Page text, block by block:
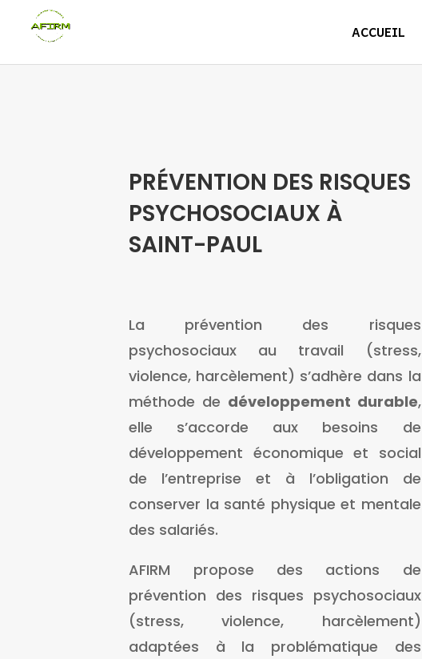
ACCUEIL
PRÉVENTION DES RISQUES
PSYCHOSOCIAUX À
SAINT-PAUL
La prévention des risques
psychosociaux au travail (stress,
violence, harcèlement) s’adhère dans la
méthode de développement durable,
elle s’accorde aux besoins de
développement économique et social
de l’entreprise et à l’obligation de
conserver la santé physique et mentale
des salariés.
AFIRM propose des actions de
prévention des risques psychosociaux
(stress, violence, harcèlement)
adaptées à la problématique des